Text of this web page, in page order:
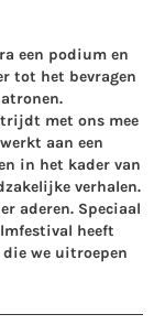
een podium en
tot het bevragen
met ons mee
aan een
in het kader van
verhalen.
aderen. Speciaal
heeft
we uitroepen